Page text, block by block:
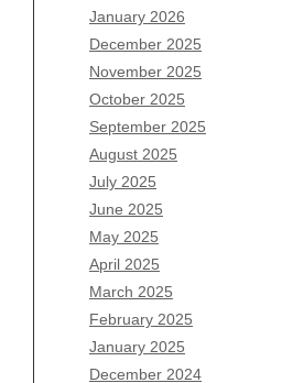
January 2026
December 2025
November 2025
October 2025
September 2025
August 2025
July 2025
June 2025
May 2025
April 2025
March 2025
February 2025
January 2025
December 2024
Archives
August 2026
July 2026
June 2026
May 2026
April 2026
March 2026
February 2026
January 2026
December 2025
November 2025
October 2025